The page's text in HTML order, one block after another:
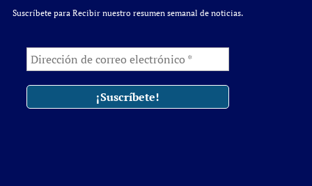
Suscríbete para Recibir nuestro resumen semanal de noticias.